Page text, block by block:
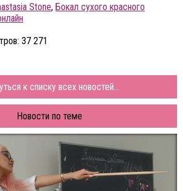
Stone, Бокал сухого красного
37 271
к списку всех новостей...
Новости по теме